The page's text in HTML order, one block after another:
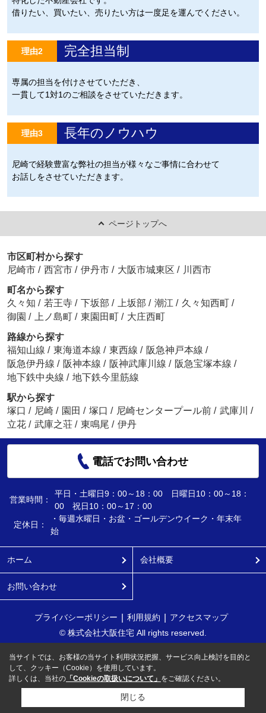
借りたい、買いたい、売りたい方は一度足を運んでください。
理由2 完全担当制
専属の担当を付けさせていただき、
一貫して1対1のご相談をさせていただきます。
理由3 長年のノウハウ
尼崎で経験豊富な弊社の担当が様々なご事情に合わせて
お話しをさせていただきます。
ページトップへ
市区町村から探す
尼崎市 / 西宮市 / 伊丹市 / 大阪市城東区 / 川西市
町名から探す
久々知 / 若王寺 / 下坂部 / 上坂部 / 潮江 / 久々知西町 /
御園 / 上ノ島町 / 東園田町 / 大庄西町
路線から探す
福知山線 / 東海道本線 / 東西線 / 阪急神戸本線 /
阪急伊丹線 / 阪神本線 / 阪神武庫川線 / 阪急宝塚本線 /
地下鉄中央線 / 地下鉄今里筋線
駅から探す
塚口 / 尼崎 / 園田 / 塚口 / 尼崎センタープール前 / 武庫川
/
立花 / 武庫之荘 / 東鳴尾 / 伊丹
電話でお問い合わせ
営業時間：
平日・土曜日9：00～18：00 日曜日10：00～18：
00 祝日10：00～17：00
定休日：
・毎週水曜日・お盆・ゴールデンウイーク・年末年
始
ホーム 会社概要
お問い合わせ
プライバシーポリシー 利用規約
アクセスマップ
© 株式会社大阪住宅 All rights reserved.
当サイトでは、お客様の当サイト利用状況把握、サービス向上検討を目的と
して、クッキー（Cookie）を使用しています。
詳しくは、当社の 「Cookieの取扱いについて」 をご確認ください。
閉じる